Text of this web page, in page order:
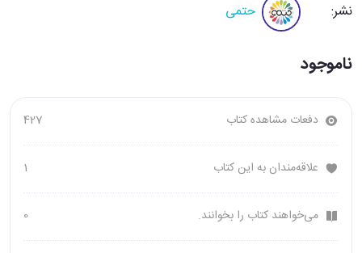
نشر: حتمی
ناموجود
دفعات مشاهده کتاب 427
علاقه‌مندان به این کتاب 1
می‌خواهند کتاب را بخوانند. 0